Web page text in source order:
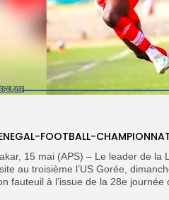
FOOTBALL-
15 mai (APS) – Le leader de la
au troisième l’US Gorée,
fauteuil à l’issue de la 28e journée